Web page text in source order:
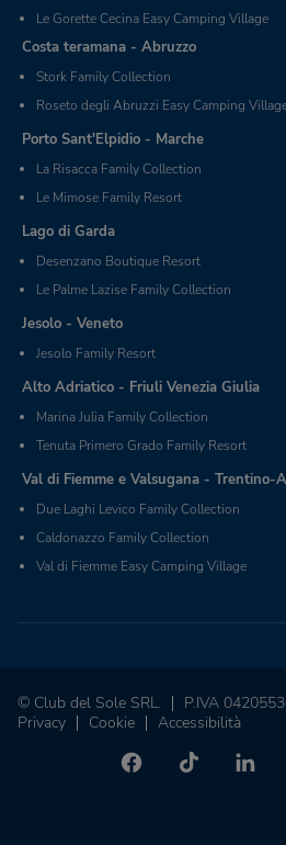
Le Gorette Cecina Easy Camping Village
Costa teramana - Abruzzo
Stork Family Collection
Roseto degli Abruzzi Easy Camping
Porto Sant'Elpidio - Marche
La Risacca Family Collection
Le Mimose Family Resort
Lago di Garda
Desenzano Boutique Resort
Le Palme Lazise Family Collection
Jesolo - Veneto
Jesolo Family Resort
Alto Adriatico - Friuli Venezia Giulia
Marina Julia Family Collection
Tenuta Primero Grado Family Resort
Val di Fiemme e Valsugana - Trentino-
Due Laghi Levico Family Collection
Caldonazzo Family Collection
Val di Fiemme Easy Camping Village
© Club del Sole SRL.
P.IVA
Privacy
Cookie Accessibilità